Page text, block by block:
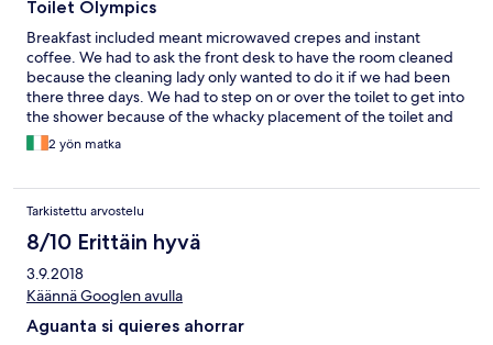
Toilet Olympics
Breakfast included meant microwaved crepes and instant
coffee. We had to ask the front desk to have the room cleaned
because the cleaning lady only wanted to do it if we had been
there three days. We had to step on or over the toilet to get into
the shower because of the whacky placement of the toilet and
sink which was unnecessary because there was certainly room
for the toilet to be out of the way.
2 yön matka
Tarkistettu arvostelu
8/10 Erittäin hyvä
3.9.2018
Käännä Googlen avulla
Aguanta si quieres ahorrar